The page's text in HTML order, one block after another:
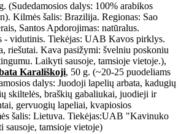
(Sudedamosios dalys: 100% arabikos
Kilmės šalis: Brazilija. Regionas: Sao
Santos Apdorojimas: natūralus.
- vidutinis. Tiekėjas: UAB Kavos pirklys.
riešutai. Kava pasižymi: švelniu poskoniu
Laikyti sausoje, tamsioje vietoje.),
Karališkoji, 50 g. (~20-25 puodeliams
dalys: Juodoji lapelių arbata, kadugių
skiltelės, braškių gabaliukai, juodieji ir
gervuogių lapeliai, kvapiosios
šalis: Lietuva. Tiekėjas:UAB "Kavinuko
tamsioje vietoje)